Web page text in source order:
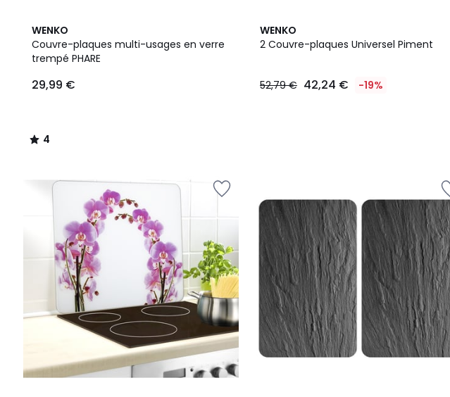
WENKO
Couvre-plaques multi-usages en verre
trempé PHARE
€.
29,99 €
4
/
5
4
/
WENKO
2 Couvre-plaques Universel Piment
52,79 € 42,24 € -19%